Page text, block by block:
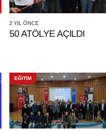
2 YIL ÖNCE
50 ATÖLYE AÇILDI
EĞİTİM